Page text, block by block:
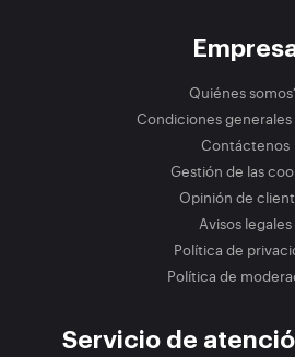
Quiénes
Condiciones generales
Contáctenos
Gestión de las
Opinión de
Avisos legales
Política de
Política de
Servicio de